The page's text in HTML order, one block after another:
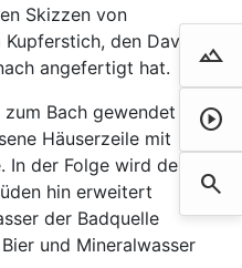
landscape
Film
play_circle
search
Skizzen von
den David
angefertigt hat.
Bach gewendet
Häuserzeile mit
In der Folge wird der
hin erweitert
der Badquelle
und Mineralwasser